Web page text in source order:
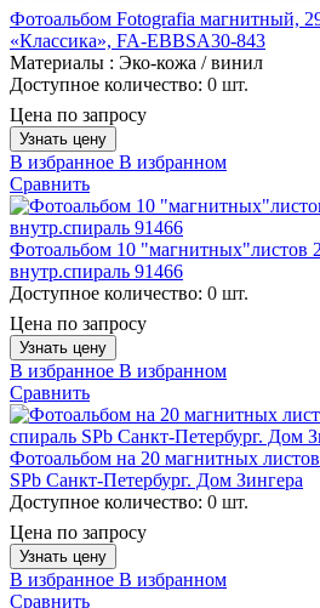
Фотоальбом Fotografia магнитный,
«Классика», FA-EBBSA30-843
Материалы : Эко-кожа / винил
Доступное количество: 0 шт.
Цена по запросу
Узнать цену
В избранное В избранном
Сравнить
Фотоальбом 10 "магнитных"листов
внутр.спираль 91466
Доступное количество: 0 шт.
Цена по запросу
Узнать цену
В избранное В избранном
Сравнить
Фотоальбом на 20 магнитных
SPb Санкт-Петербург. Дом Зингера
Доступное количество: 0 шт.
Цена по запросу
Узнать цену
В избранное В избранном
Сравнить